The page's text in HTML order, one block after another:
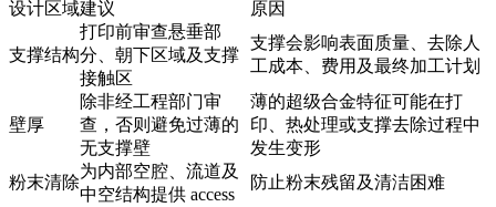
设计区域建议 原因
支撑结构
打印前审查悬垂部
分、朝下区域及支撑
接触区
支撑会影响表面质量、去除人
工成本、费用及最终加工计划
壁厚
除非经工程部门审
查，否则避免过薄的
无支撑壁
薄的超级合金特征可能在打
印、热处理或支撑去除过程中
发生变形
粉末清除
为内部空腔、流道及
中空结构提供 access
防止粉末残留及清洁困难